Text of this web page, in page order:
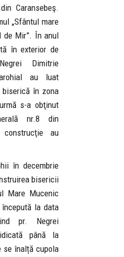
Caransebeş.
„Sfântul mare
de Mir”. În anul
în exterior de
Dimitrie
au luat
în zona
s-a obţinut
nr.8 din
construcţie au
în decembrie
bisericii
Mare Mucenic
la data
pr. Negrei
până la
se înalță cupola